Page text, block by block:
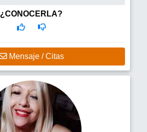
¿CONOCERLA?
Mensaje / Citas